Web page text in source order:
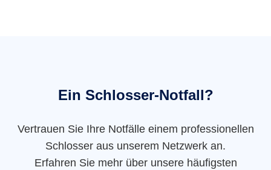
Ein Schlosser-Notfall?
Vertrauen Sie Ihre Notfälle einem professionellen
Schlosser aus unserem Netzwerk an.
Erfahren Sie mehr über unsere häufigsten